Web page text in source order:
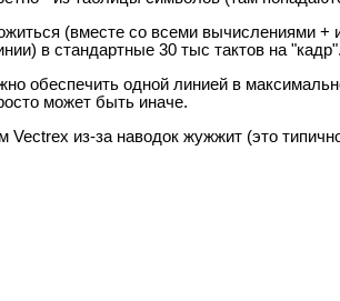
- из таблицы символов (там
(вместе со всеми вычислениями +
в стандартные 30 тыс тактов на "кадр".
обеспечить одной линией в
может быть иначе.
Vectrex из-за наводок жужжит (это